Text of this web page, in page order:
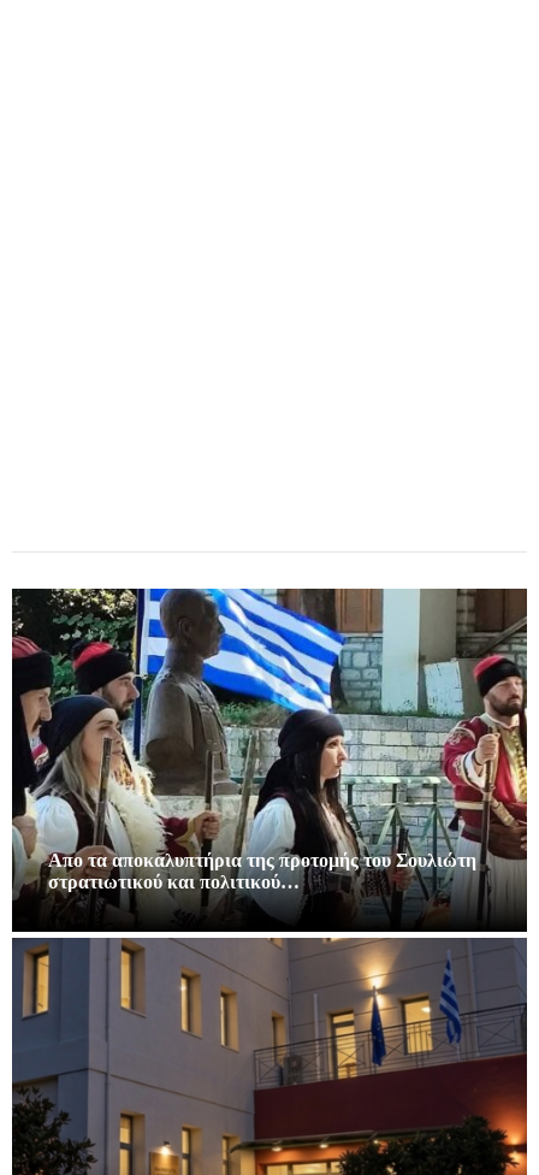
Απο τα αποκαλυπτήρια της προτομής του Σουλιώτη
στρατιωτικού και πολιτικού…